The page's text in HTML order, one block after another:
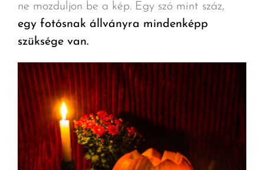
ne mozduljon be a kép. Egy szó mint száz,
egy fotósnak állványra mindenképp
szüksége van.